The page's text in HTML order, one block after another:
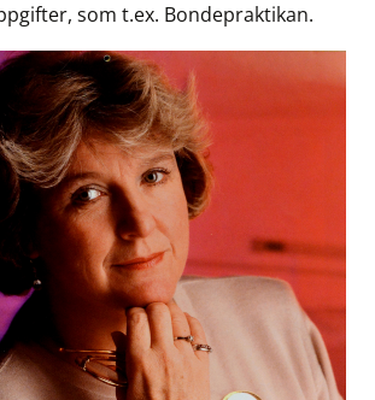
som t.ex. Bondepraktikan.